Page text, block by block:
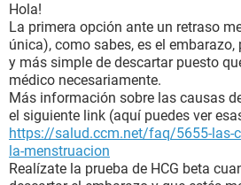
Hola!
La primera opción ante un retraso
única), como sabes, es el
y más simple de descartar puesto
médico necesariamente.
Más información sobre las causas
el siguiente link (aquí puedes ver
https://salud.ccm.net/faq/5655-las-
la-menstruacion
Realízate la prueba de HCG beta